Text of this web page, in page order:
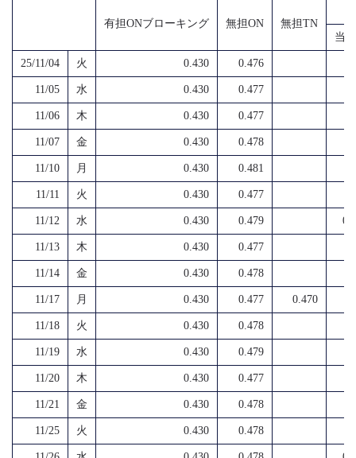
有担ONブローキング 無担ON
無担TN
当
25/11/04 火 0.430 0.476
11/05 水 0.430 0.477
11/06 木 0.430 0.477
11/07 金 0.430 0.478
11/10 月 0.430 0.481
11/11 火 0.430 0.477
11/12 水 0.430 0.479
11/13 木 0.430 0.477
11/14 金 0.430 0.478
11/17 月 0.430 0.477 0.470
11/18 火 0.430 0.478
11/19 水 0.430 0.479
11/20 木 0.430 0.477
11/21 金 0.430 0.478
11/25 火 0.430 0.478